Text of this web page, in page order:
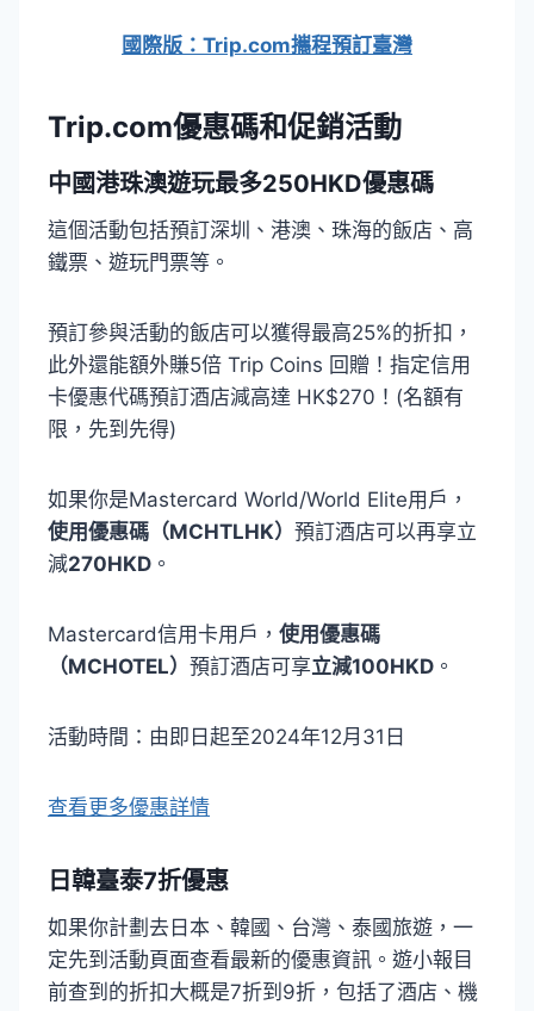
國際版：Trip.com攜程預訂臺灣
Trip.com優惠碼和促銷活動
中國港珠澳遊玩最多250HKD優惠碼
這個活動包括預訂深圳、港澳、珠海的飯店、高
鐵票、遊玩門票等。
預訂參與活動的飯店可以獲得最高25%的折扣，
此外還能額外賺5倍 Trip Coins 回贈！指定信用
卡優惠代碼預訂酒店減高達 HK$270！(名額有
限，先到先得)
如果你是Mastercard World/World Elite用戶，
使用優惠碼（MCHTLHK） 預訂酒店可以再享立
減270HKD 。
Mastercard信用卡用戶， 使用優惠碼
（MCHOTEL） 預訂酒店可享立減100HKD 。
活動時間：由即日起至2024年12月31日
查看更多優惠詳情
日韓臺泰7折優惠
如果你計劃去日本、韓國、台灣、泰國旅遊，一
定先到活動頁面查看最新的優惠資訊。遊小報目
前查到的折扣大概是7折到9折，包括了酒店、機